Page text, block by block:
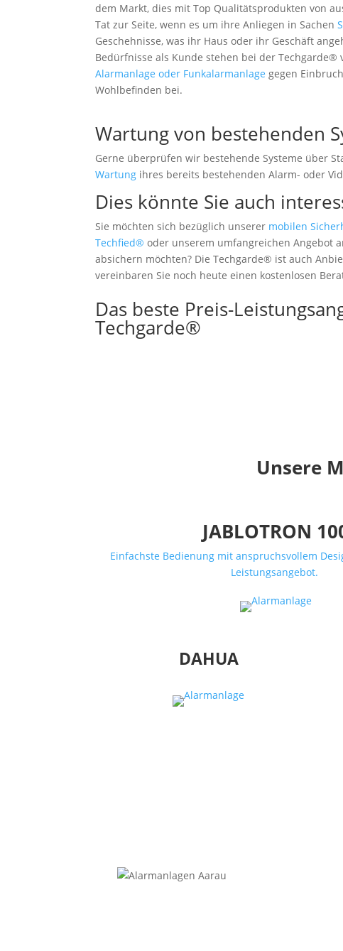
dem Markt, dies mit Top Qualitätsprodukten von
Tat zur Seite, wenn es um ihre Anliegen in Sachen
Geschehnisse, was ihr Haus oder ihr Geschäft
Bedürfnisse als Kunde stehen bei der
Alarmanlage oder Funkalarmanlage gegen
Wohlbefinden bei.
Wartung von bestehenden
Gerne überprüfen wir bestehende Systeme über
Wartung ihres bereits bestehenden Alarm- oder
Dies könnte Sie auch
Sie möchten sich bezüglich unserer mobilen
Techfied® oder unserem umfangreichen Angebot
absichern möchten? Die Techgarde® ist auch
vereinbaren Sie noch heute einen kostenlosen
Das beste Preis-
Techgarde®
Unsere
JABLOTRON
Einfachste Bedienung mit anspruchsvollem
Leistungsangebot.
DAHUA